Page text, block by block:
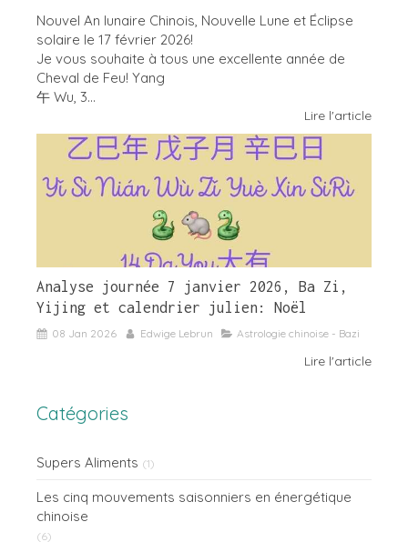
Nouvel An lunaire Chinois, Nouvelle Lune et Éclipse
solaire le 17 février 2026!
Je vous souhaite à tous une excellente année de
Cheval de Feu! Yang
午 Wu, 3...
Lire l'article
Analyse journée 7 janvier 2026, Ba Zi,
Yijing et calendrier julien: Noël
08 Jan 2026 Edwige Lebrun Astrologie chinoise - Bazi
Lire l'article
Catégories
Supers Aliments (1)
Les cinq mouvements saisonniers en énergétique
chinoise
(6)